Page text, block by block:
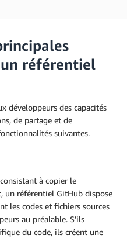
référentiel
développeurs des capacités
de partage et de
suivantes.
à copier le
un référentiel GitHub dispose
les codes et fichiers sources
au préalable. S'ils
du code, ils créent une